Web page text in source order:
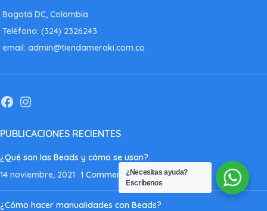
Bogotá DC, Colombia
Teléfono: (324) 2326243
email: admin@tiendameraki.com.co
PUBLICACIONES RECIENTES
¿Qué son las Beads y cómo se usan?
14 noviembre, 2021 1 Comment
¿Cómo hacer manualidades con Beads?
¿Necesitas ayuda?
Escríbenos